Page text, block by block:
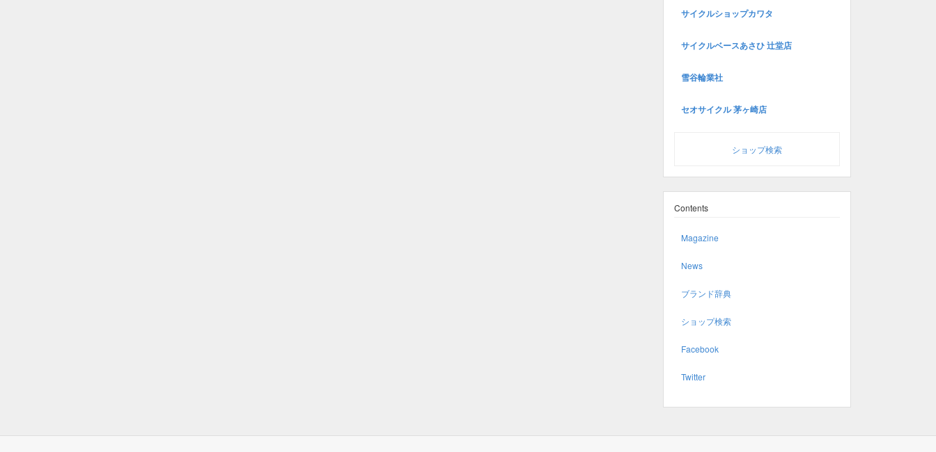
サイクルショップカワタ
サイクルベースあさひ 辻堂店
雪谷輪業社
セオサイクル 茅ヶ崎店
ショップ検索
Contents
Magazine
News
ブランド辞典
ショップ検索
Facebook
Twitter